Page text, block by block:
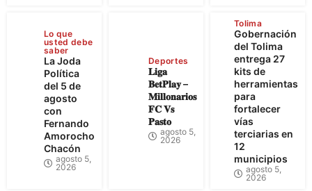
Lo que
usted debe
saber
La Joda
Política
del 5 de
agosto
con
Fernando
Amorocho
Chacón
agosto 5,
2026
Deportes
𝐋𝐢𝐠𝐚
𝐁𝐞𝐭𝐏𝐥𝐚𝐲 –
𝐌𝐢𝐥𝐥𝐨𝐧𝐚𝐫𝐢𝐨𝐬
𝐅𝐂 𝐕𝐬
𝐏𝐚𝐬𝐭𝐨
agosto 5,
2026
Tolima
Gobernación
del Tolima
entrega 27
kits de
herramientas
para
fortalecer
vías
terciarias en
12
municipios
agosto 5,
2026